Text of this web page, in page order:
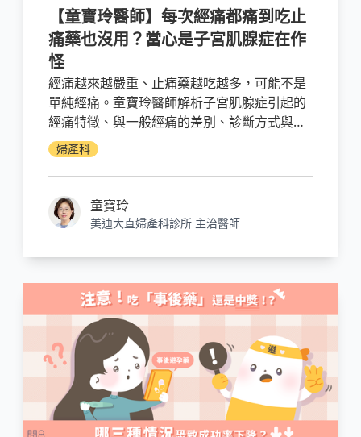
【童寶玲醫師】每次經痛都痛到吃止
痛藥也沒用？當心是子宮肌腺症在作
怪
經痛越來越嚴重、止痛藥越吃越多，可能不是
單純經痛。童寶玲醫師解析子宮肌腺症引起的
經痛特徵、與一般經痛的差別、診斷方式與治
療選擇，幫你揪出反覆經痛的元凶。
婦產科
童寶玲
美迪大直婦產科診所 主治醫師